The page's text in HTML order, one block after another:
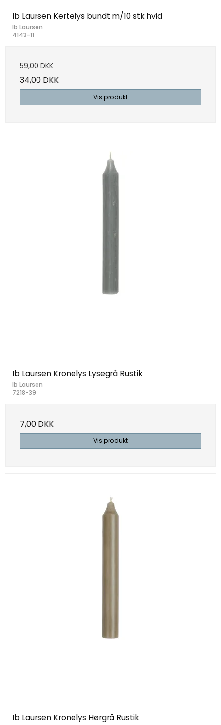
Ib Laursen Kertelys bundt m/10 stk hvid
Ib Laursen
4143-11
59,00 DKK
34,00 DKK
Vis produkt
Ib Laursen Kronelys Lysegrå Rustik
Ib Laursen
7218-39
7,00 DKK
Vis produkt
Ib Laursen Kronelys Hørgrå Rustik